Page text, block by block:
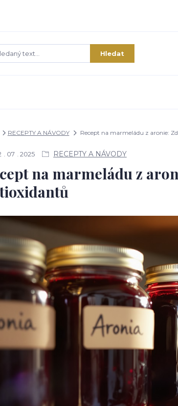
Hledat
RECEPTY A NÁVODY Recept na marmeládu z aronie:
07 2025 RECEPTY A NÁVODY
na marmeládu z